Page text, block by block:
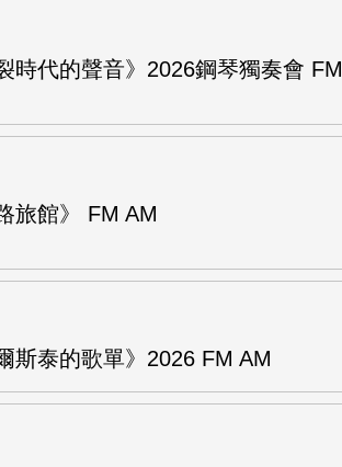
時代的聲音》2026鋼琴獨奏會 FM
旅館》 FM AM
斯泰的歌單》2026 FM AM